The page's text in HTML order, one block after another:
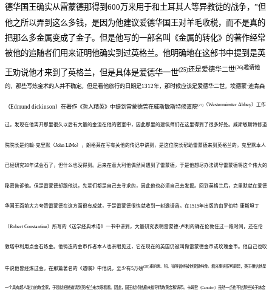
德华国王确实从雷蒙德那得到600万来用于和土耳其人等异教徒的战争，”但
他之所以弄到这么多钱，是因为他建议爱德华国王对羊毛收税，而不是真的
把那么多金属变成了金子。但是他写的一部名叫《金属的转化》的著作经常
被他的追随者们用来证明他确实到过英格兰。他明确地在这部书中提到是英
王劝说他才来到了英格兰，但是具体是爱德华一世(25)还是爱德华二世(26)邀请他
的，那些写炼金术的人并不确定。但是看他旅行的日期是1312年，那时候应该是爱德华二世。埃德蒙·迪肯森
（Edmund dickinson）在著作《哲人精英》中提到雷蒙德曾在威斯敏斯特修道院(27) （Westerminster Abbey）工作
过。发现在他离开那里很久以后有大量的金渣在他的密室中，因此那里的建筑师们在这里得到了很多好处。威斯敏斯特修道
院院长是约翰·克里默（John LiMo），朗格莱在写有关他的传记中讲到，是这位院长帮助雷蒙德来到英格兰的。克里默本人
已经研究30年试金石了，但什么也没得到。后来在意大利他偶然间遇到了雷蒙德，于是他想尽办法诱导雷蒙德将这个伟大的
秘密告诉他。但是雷蒙德却跟他说，先辈们都是自己去寻求的，因此他也必须自己去发掘。回到英格兰后，克里默就在爱德
华国王面前大力夸赞雷蒙德在这方面很有成就，于是雷蒙德很快就收到一封邀请函。在1515年出版的由罗伯特·康斯坦丁
（Robert Constantine）所写的《送学经典术语》一书中讲到，大量研究表明雷蒙德·卢利的确在伦敦住过一段时间，还在伦
敦塔中利用点金石炼金。他铸造的金币作者本人也亲眼见过，它在现在的英国仍被叫做雷蒙德金币或玫瑰金币。他自己也吹
牛说他曾经炼过金。在那篇著名的《遗嘱》中他说，至少有5万磅(28)重的汞、铅、铂等曾经被他变做纯金。看来事实很可能是，英王相信他是
一个具有超人能力的炼金家，于是就把他邀请到英格兰来亲眼看看。因此，国王就将他雇来指导精炼黄金和铸币。卡姆登（Camden）虽然一点也不信那些关于炼金